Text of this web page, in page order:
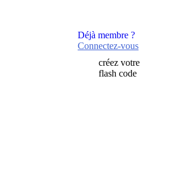
Déjà membre ?
Connectez-vous
créez votre
flash code